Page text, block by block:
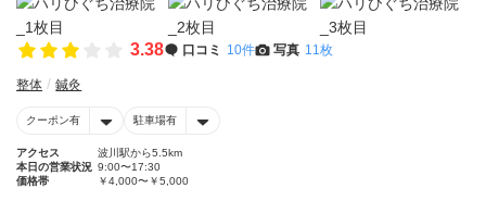
3.38 口コミ 10件 写真 11枚
整体 鍼灸
クーポン有 駐車場有
アクセス
波川駅から5.5km
本日の営業状況 9:00〜17:30
価格帯
￥4,000〜￥5,000